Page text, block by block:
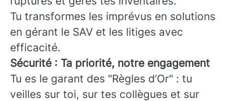
Tu transformes les imprévus en solutions
en gérant le SAV et les litiges avec
efficacité.
Sécurité : Ta priorité, notre engagement
Tu es le garant des "Règles d’Or" : tu
veilles sur toi, sur tes collègues et sur